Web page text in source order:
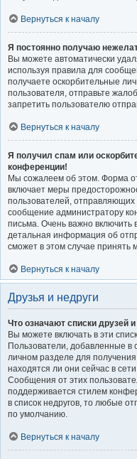
Вернуться к началу
Я постоянно получаю
Вы можете автоматически
используя правила для
получаете оскорбительные
пользователя, отправьте
запретить пользователю
Вернуться к началу
Я получил спам или
конференции!
Мы сожалеем об этом. Форма
включает меры
пользователей,
сообщение администратору
письма. Очень важно включить
детальная информация об
сможет в этом случае принять
Вернуться к началу
Друзья и недруги
Что означают списки друзей
Вы можете включать в эти
Пользователи, добавленные в
личном разделе для
находятся ли они сейчас в
Сообщения от этих
поддерживается стилем
в список недругов, то любые
по умолчанию.
Вернуться к началу